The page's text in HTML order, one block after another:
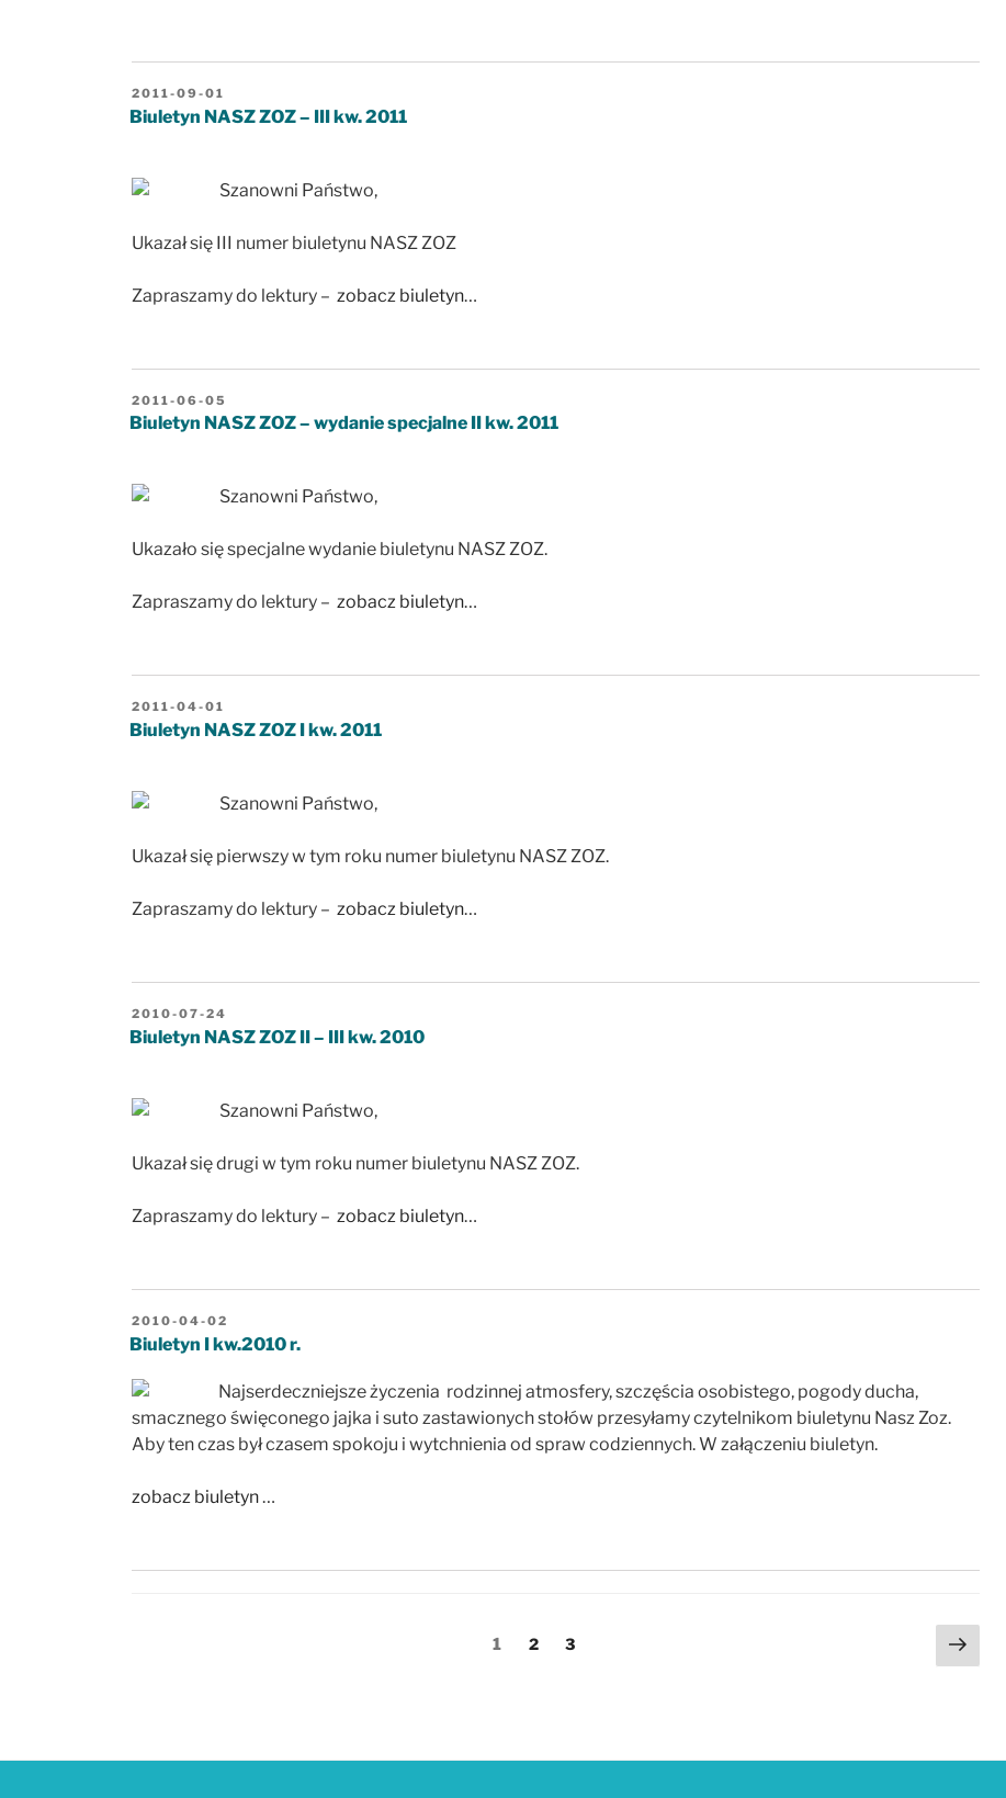
OPUBLIKOWANE
W
2011-09-01
Biuletyn NASZ ZOZ – III kw. 2011
Szanowni Państwo,
Ukazał się III numer biuletynu NASZ ZOZ
Zapraszamy do lektury – zobacz biuletyn…
OPUBLIKOWANE
W
2011-06-05
Biuletyn NASZ ZOZ – wydanie specjalne II kw. 2011
Szanowni Państwo,
Ukazało się specjalne wydanie biuletynu NASZ ZOZ.
Zapraszamy do lektury – zobacz biuletyn…
OPUBLIKOWANE
W
2011-04-01
Biuletyn NASZ ZOZ I kw. 2011
Szanowni Państwo,
Ukazał się pierwszy w tym roku numer biuletynu NASZ ZOZ.
Zapraszamy do lektury – zobacz biuletyn…
OPUBLIKOWANE
W
2010-07-24
Biuletyn NASZ ZOZ II – III kw. 2010
Szanowni Państwo,
Ukazał się drugi w tym roku numer biuletynu NASZ ZOZ.
Zapraszamy do lektury – zobacz biuletyn…
OPUBLIKOWANE
W
2010-04-02
Biuletyn I kw.2010 r.
Najserdeczniejsze życzenia rodzinnej atmosfery, szczęścia osobistego, pogody ducha,
smacznego święconego jajka i suto zastawionych stołów przesyłamy czytelnikom biuletynu Nasz Zoz.
Aby ten czas był czasem spokoju i wytchnienia od spraw codziennych. W załączeniu biuletyn.
zobacz biuletyn…
Strona
1 Strona
2 Strona
3